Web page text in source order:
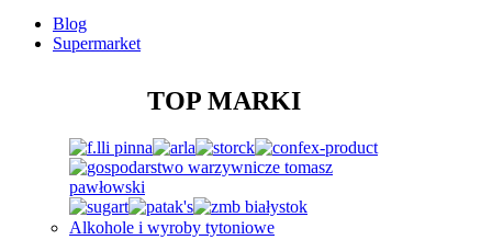
Blog
Supermarket
TOP MARKI
Alkohole i wyroby tytoniowe